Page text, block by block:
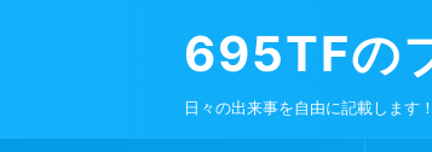
695TFの
日々の出来事を自由に記載します！